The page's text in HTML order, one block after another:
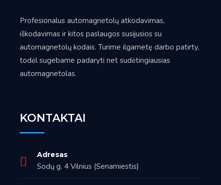
Profesionalus automagnetolų atkodavimas,
iškodavimas ir kitos paslaugos susijusios su
automagnetolų kodais. Turime ilgametę darbo patirty,
todėl sugebame padaryti net sudėtingiausias
automagnetolas.
KONTAKTAI
Adresas
Sodų g. 4 Vilnius (Senamiestis)